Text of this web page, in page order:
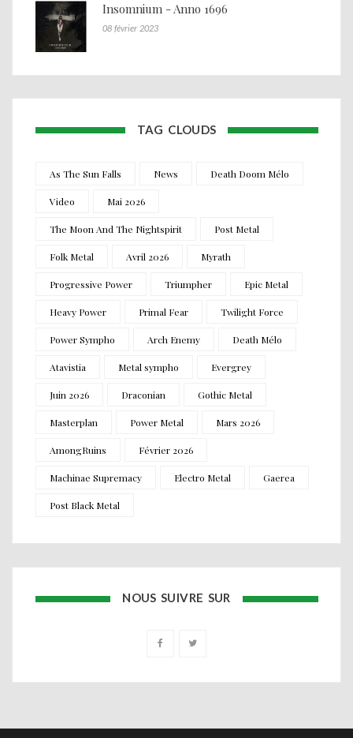
Insomnium - Anno 1696
08 février 2023
TAG CLOUDS
As The Sun Falls News Death Doom Mélo
Video Mai 2026
The Moon And The Nightspirit Post Metal
Folk Metal Avril 2026 Myrath
Progressive Power Triumpher Epic Metal
Heavy Power Primal Fear Twilight Force
Power Sympho Arch Enemy Death Mélo
Atavistia Metal sympho Evergrey
Juin 2026 Draconian Gothic Metal
Masterplan Power Metal Mars 2026
AmongRuins Février 2026
Machinae Supremacy Electro Metal Gaerea
Post Black Metal
NOUS SUIVRE SUR